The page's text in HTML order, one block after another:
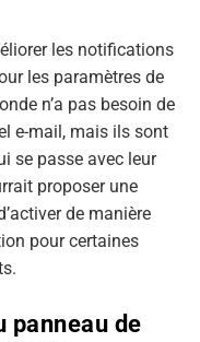
les notifications
les paramètres de
n’a pas besoin de
e-mail, mais ils sont
se passe avec leur
proposer une
de manière
pour certaines
panneau de